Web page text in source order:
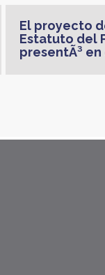
El proyecto
Estatuto del
presentÃ³